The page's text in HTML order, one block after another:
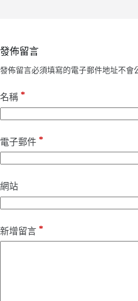
發佈留言
發佈留言必須填寫的電子郵件地址不會
名稱 *
電子郵件 *
網站
新增留言 *